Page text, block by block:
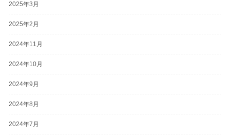
2025年3月
2025年2月
2024年11月
2024年10月
2024年9月
2024年8月
2024年7月